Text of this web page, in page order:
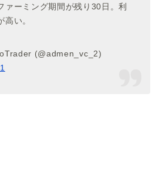
ーミング期間が残り30日。利
い。
(@admen_vc_2)